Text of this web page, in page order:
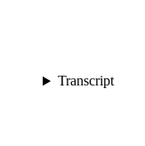
Transcript